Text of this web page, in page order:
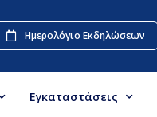
Ημερολόγιο Εκδηλώσεων
Εγκαταστάσεις